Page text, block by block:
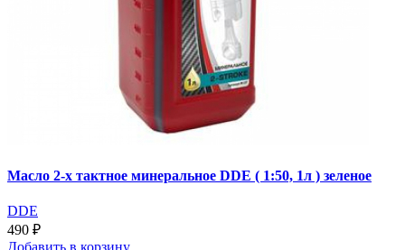
Масло 2-х тактное минеральное DDE ( 1:50, 1л ) зеленое
DDE
490 ₽